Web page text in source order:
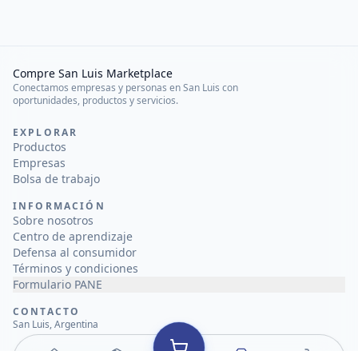
Compre San Luis Marketplace
Conectamos empresas y personas en San Luis con
oportunidades, productos y servicios.
EXPLORAR
Productos
Empresas
Bolsa de trabajo
INFORMACIÓN
Sobre nosotros
Centro de aprendizaje
Defensa al consumidor
Términos y condiciones
Formulario PANE
CONTACTO
San Luis, Argentina